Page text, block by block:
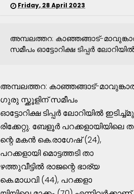
Friday, 28 April 2023
അമ്പലത്തറ: കാഞ്ഞങ്ങാട്‌-
സമീപം ഓട്ടോറിക്ഷ ടിപ്പര്‍
അമ്പലത്തറ: കാഞ്ഞങ്ങാട്‌-
ഗുരു സ്ക്കൂളിന്‌ സമീപം
ഓട്ടോറിക്ഷ ടിപ്പര്‍ ലോറിയില്‍
രിക്കേറ്റു. ബേളൂര്‍ പറക്കളായിയിലെ
ന്റെ മകന്‍ കെ.രാഗേഷ്‌ (24),
പറക്കളായി മൊട്ടത്തടി താ
ഴത്തുവീട്ടില്‍ രാജന്റെ ഭാര്യ
കെ.മാധവി (44), പറക്കളാ